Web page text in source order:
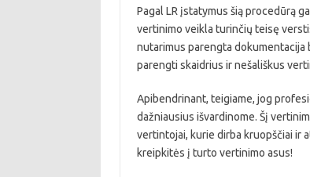
Pagal LR įstatymus šią procedūrą
vertinimo veikla turinčių teisę
nutarimus parengta
parengti skaidrius ir nešališkus
Apibendrinant, teigiame, jog
dažniausius išvardinome. Šį
vertintojai, kurie dirba kruopščiai ir
kreipkitės į turto vertinimo asus!